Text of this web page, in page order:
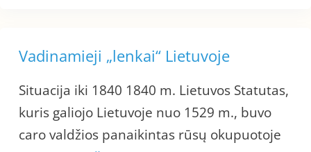
Vadinamieji „lenkai“ Lietuvoje
Situacija iki 1840 1840 m. Lietuvos Statutas,
kuris galiojo Lietuvoje nuo 1529 m., buvo
caro valdžios panaikintas rūsų okupuotoje